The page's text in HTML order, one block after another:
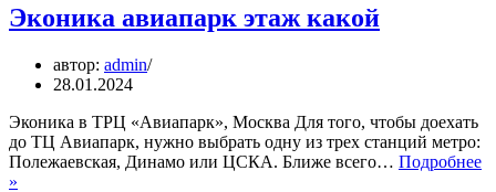
Эконика авиапарк этаж какой
автор: admin
28.01.2024
Эконика в ТРЦ «Авиапарк», Москва Для того, чтобы доехать
до ТЦ Авиапарк, нужно выбрать одну из трех станций метро:
Полежаевская, Динамо или ЦСКА. Ближе всего… Подробнее
»